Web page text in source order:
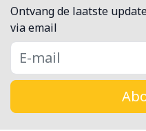
Ontvang de laatste
via email